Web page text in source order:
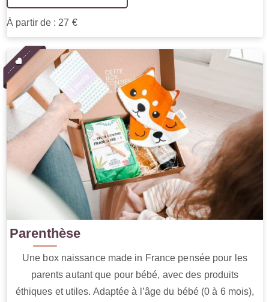
À partir de : 27 €
Parenthèse
Une box naissance made in France pensée pour les
parents autant que pour bébé, avec des produits
éthiques et utiles. Adaptée à l’âge du bébé (0 à 6 mois),